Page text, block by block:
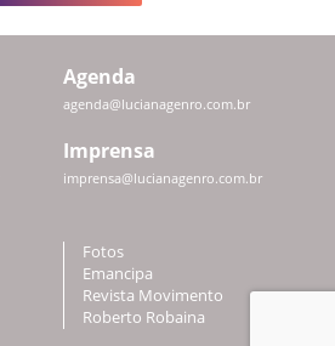
Agenda
agenda@lucianagenro.com.br
Imprensa
imprensa@lucianagenro.com.br
Fotos
Emancipa
Revista Movimento
Roberto Robaina